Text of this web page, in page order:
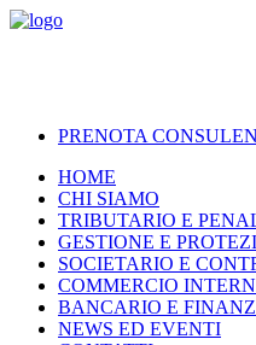
PRENOTA
HOME
CHI SIAMO
TRIBUTARIO E
GESTIONE E
SOCIETARIO E
COMMERCIO
BANCARIO E
NEWS ED EVENTI